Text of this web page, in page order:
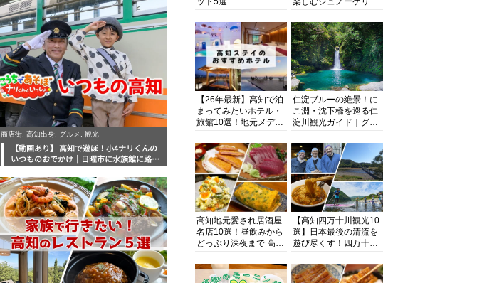
商店街, 高知出身, グルメ, 観光
【動画あり】 高知で遊ぼ！小4ナリくんの
いつものおでかけ｜日曜市に水族館に路面
浴にキャンプまで透明
度抜群の海の楽園を徹
底紹介
【26年最新】高知で泊
まってみたいホテル・
旅館10選！地元メディ
厳選
仁淀ブルーの絶景！に
こ淵・沈下橋を巡る仁
淀川観光ガイド｜グル
まで完全網羅！
高知地元愛され居酒屋
名店10選！昼飲みから
どっぷり深夜まで 高知
知グルメPro】
【高知四万十川観光10
選】日本最後の清流を
遊び尽くす！四万十川
を網羅したおすすめガ
イド